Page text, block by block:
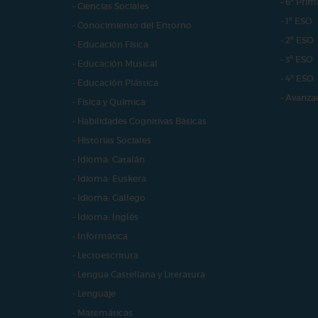
- Ciencias Sociales
- Conocimiento del Entorno
- Educación Física
- Educación Musical
- Educación Plástica
- Física y Química
- Habilidades Cognitivas Básicas
- Historias Sociales
- Idioma: Catalán
- Idioma: Euskera
- Idioma: Gallego
- Idioma: Inglés
- Informática
- Lectoescritura
- Lengua Castellana y Literatura
- Lenguaje
- Matemáticas
- 1º ESO
- 2º ESO
- 3º ESO
- 4º ESO
-